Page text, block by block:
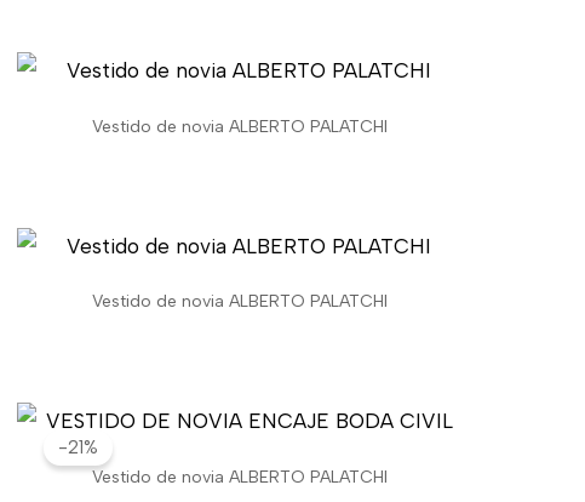
Vestido de novia ALBERTO PALATCHI
Vestido de novia ALBERTO PALATCHI
-21%
Vestido de novia ALBERTO PALATCHI
El
original
El
actual